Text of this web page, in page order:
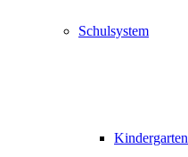
Schulsystem
Kindergarten